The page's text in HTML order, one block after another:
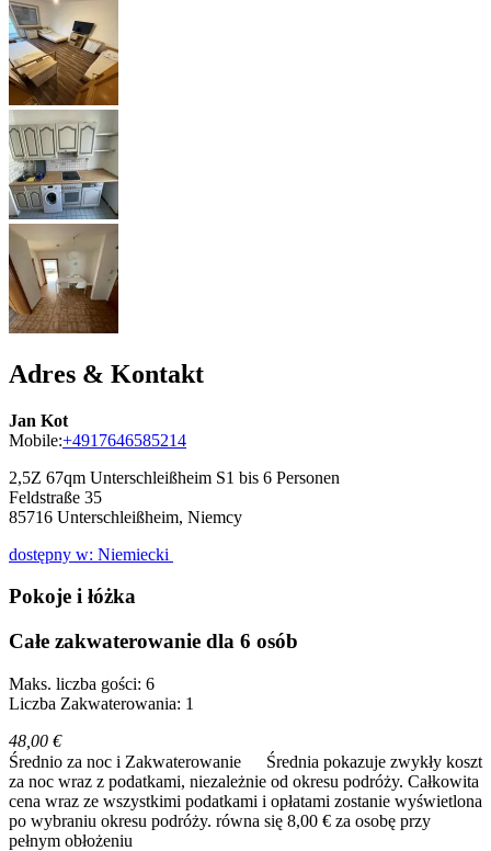
Adres & Kontakt
Jan Kot
Mobile:+4917646585214
2,5Z 67qm Unterschleißheim S1 bis 6 Personen
Feldstraße 35
85716 Unterschleißheim, Niemcy
dostępny w: Niemiecki
Pokoje i łóżka
Całe zakwaterowanie dla 6 osób
Maks. liczba gości: 6
Liczba Zakwaterowania: 1
48,00 €
Średnio za noc i Zakwaterowanie
Średnia pokazuje zwykły koszt
za noc wraz z podatkami, niezależnie od okresu podróży. Całkowita
cena wraz ze wszystkimi podatkami i opłatami zostanie wyświetlona
po wybraniu okresu podróży. równa się 8,00 € za osobę przy
pełnym obłożeniu